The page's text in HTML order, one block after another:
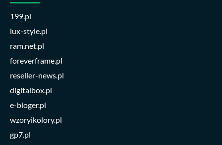
199.pl
lux-style.pl
ram.net.pl
foreverframe.pl
reseller-news.pl
digitalbox.pl
e-bloger.pl
wzoryikolory.pl
gp7.pl